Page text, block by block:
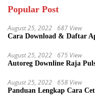
Popular Post
August 25, 2022 687 View
Cara Download & Daftar
August 25, 2022 675 View
Autoreg Downline Raja
August 25, 2022 658 View
Panduan Lengkap Cara